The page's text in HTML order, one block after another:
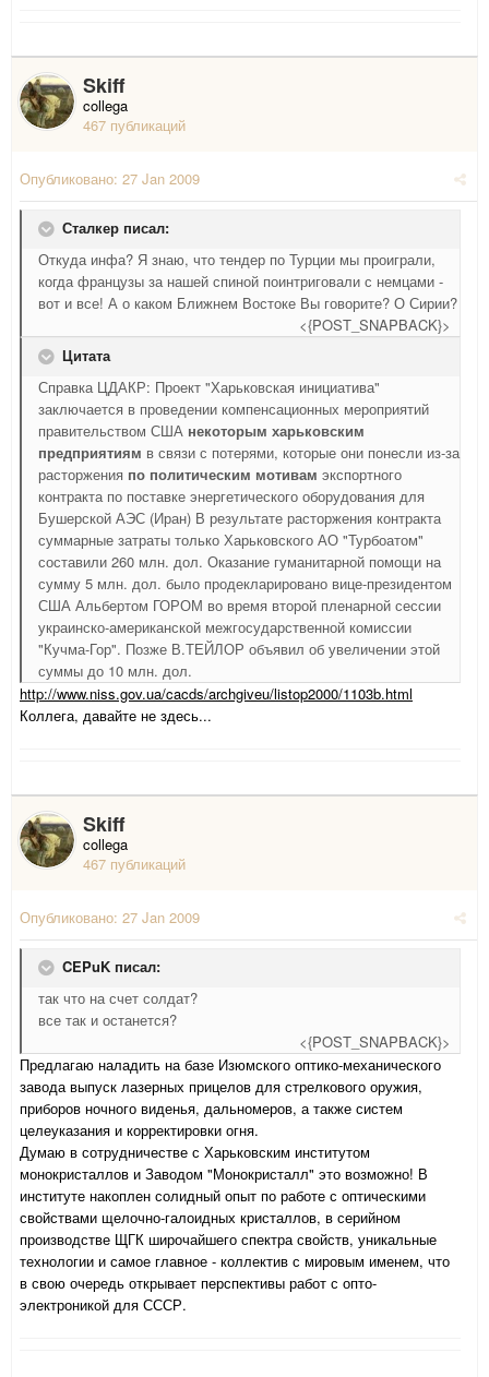
Skiff
collega
467 публикаций
Опубликовано: 27 Jan 2009
Сталкер писал:
Откуда инфа? Я знаю, что тендер по Турции мы проиграли,
когда французы за нашей спиной поинтриговали с немцами -
вот и все! А о каком Ближнем Востоке Вы говорите? О Сирии?
<{POST_SNAPBACK}>
Цитата
Справка ЦДАКР: Проект "Харьковская инициатива"
заключается в проведении компенсационных мероприятий
правительством США некоторым харьковским
предприятиям в связи с потерями, которые они понесли из-за
расторжения по политическим мотивам экспортного
контракта по поставке энергетического оборудования для
Бушерской АЭС (Иран) В результате расторжения контракта
суммарные затраты только Харьковского АО "Турбоатом"
составили 260 млн. дол. Оказание гуманитарной помощи на
сумму 5 млн. дол. было продекларировано вице-президентом
США Альбертом ГОРОМ во время второй пленарной сессии
украинско-американской межгосударственной комиссии
"Кучма-Гор". Позже В.ТЕЙЛОР объявил об увеличении этой
суммы до 10 млн. дол.
http://www.niss.gov.ua/cacds/archgiveu/listop2000/1103b.html
Коллега, давайте не здесь...
Skiff
collega
467 публикаций
Опубликовано: 27 Jan 2009
CEPuK писал:
так что на счет солдат?
все так и останется?
<{POST_SNAPBACK}>
Предлагаю наладить на базе Изюмского оптико-механического
завода выпуск лазерных прицелов для стрелкового оружия,
приборов ночного виденья, дальномеров, а также систем
целеуказания и корректировки огня.
Думаю в сотрудничестве с Харьковским институтом
монокристаллов и Заводом "Монокристалл" это возможно! В
институте накоплен солидный опыт по работе с оптическими
свойствами щелочно-галоидных кристаллов, в серийном
производстве ЩГК широчайшего спектра свойств, уникальные
технологии и самое главное - коллектив с мировым именем, что
в свою очередь открывает перспективы работ с опто-
электроникой для СССР.